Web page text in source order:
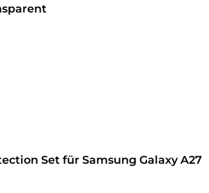
Set für Samsung Galaxy A27